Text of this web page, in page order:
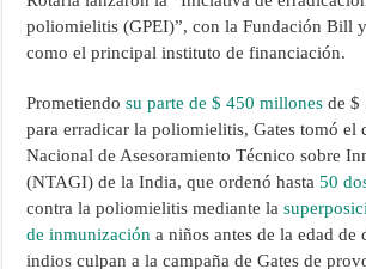
poliomielitis (GPEI)”, con la Fundación Bill
como el principal instituto de financiación.
Prometiendosu parte de $ 450 millones de $
para erradicar la poliomielitis, Gates tomó el
Nacional de Asesoramiento Técnico sobre
(NTAGI) de la India, que ordenó hasta50
contra la poliomielitis mediante la
de inmunización a niños antes de la edad
indios culpan a la campaña de Gates de